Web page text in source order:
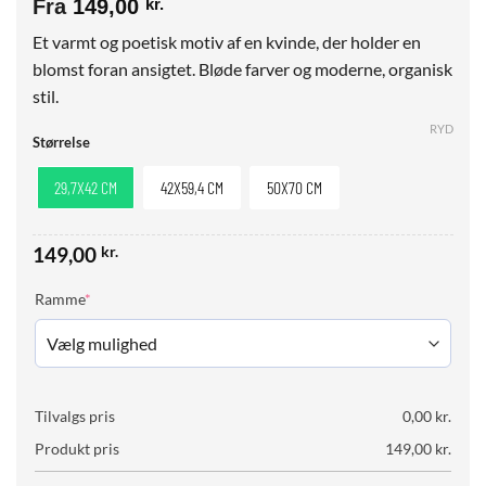
Fra 149,00 kr.
Et varmt og poetisk motiv af en kvinde, der holder en
blomst foran ansigtet. Bløde farver og moderne, organisk
stil.
Størrelse
29,7X42 CM 42X59,4 CM 50X70 CM
RYD
149,00 kr.
Ramme*
Tilvalgs pris 0,00 kr.
Produkt pris
149,00 kr.